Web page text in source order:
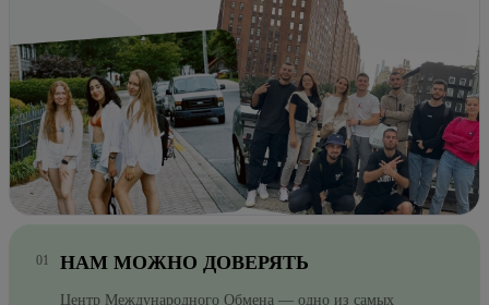
НАМ МОЖНО ДОВЕРЯТЬ
Центр Международного Обмена — одно из самых